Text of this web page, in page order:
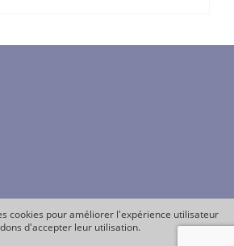
cookies pour améliorer l'expérience utilisateur
d'accepter leur utilisation.